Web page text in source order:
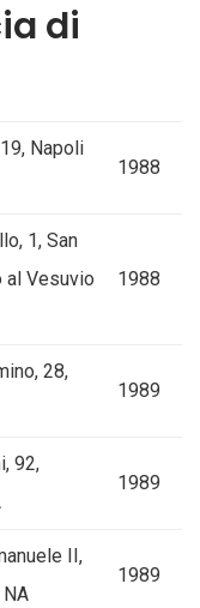
di
Napoli
1988
1, San
al Vesuvio
1988
28,
1989
92,
1989
II,
1989